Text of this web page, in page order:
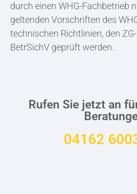
durch einen WHG-Fachbetrieb
geltenden Vorschriften des
technischen Richtlinien, den
BetrSichV geprüft werden.
Rufen Sie jetzt an
04162